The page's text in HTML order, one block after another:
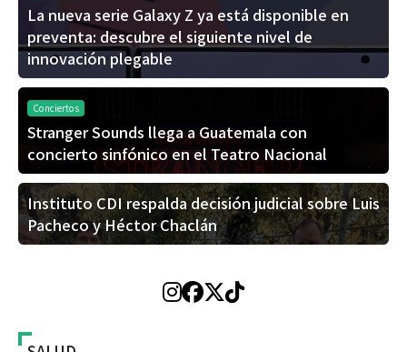
La nueva serie Galaxy Z ya está disponible en
preventa: descubre el siguiente nivel de
innovación plegable
Conciertos
Stranger Sounds llega a Guatemala con
concierto sinfónico en el Teatro Nacional
Instituto CDI respalda decisión judicial sobre Luis
Pacheco y Héctor Chaclán